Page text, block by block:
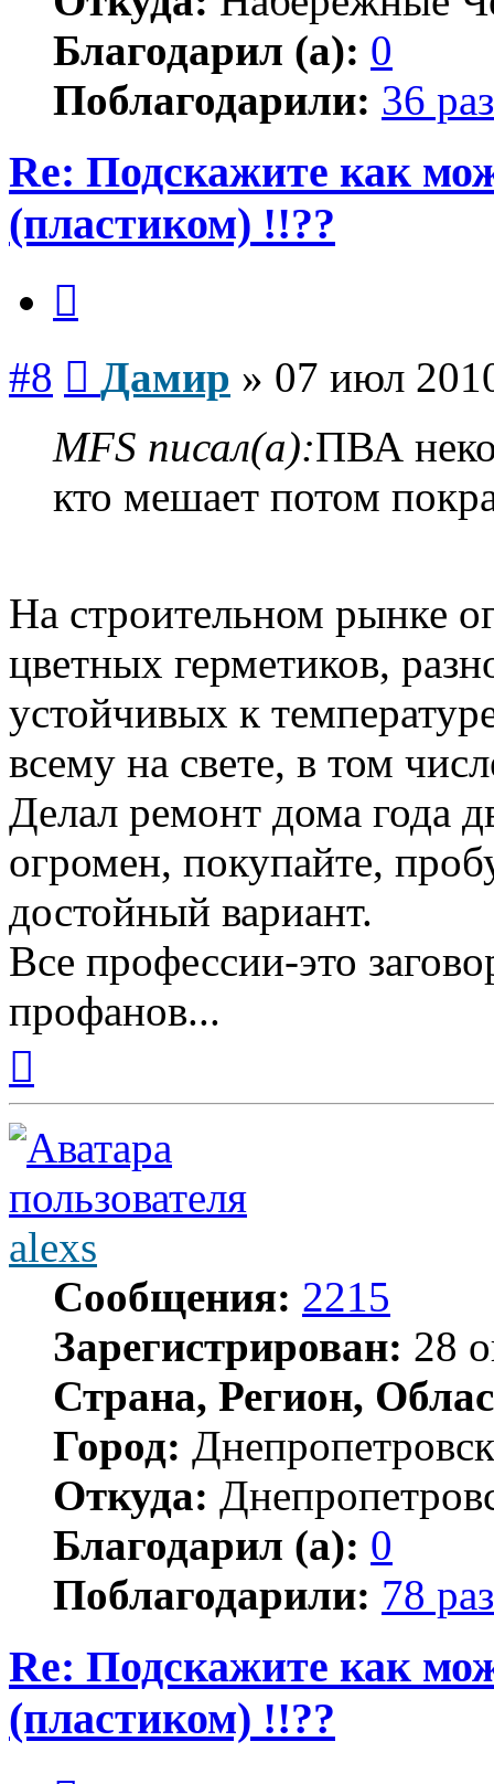
Благодарил (а): 0
Поблагодарили: 36 раз
Re: Подскажите как
(пластиком) !!??
#8 Дамир » 07 июл
MFS писал(а):ПВА
кто мешает потом
На строительном рынке
цветных герметиков,
устойчивых к
всему на свете, в том
Делал ремонт дома года
огромен, покупайте,
достойный вариант.
Все профессии-это
профанов...
началу
alexs
Сообщения: 2215
Зарегистрирован: 28
Страна, Регион,
Город: Днепропетровск
Откуда:
Благодарил (а): 0
Поблагодарили: 78 раз
Re: Подскажите как
(пластиком) !!??